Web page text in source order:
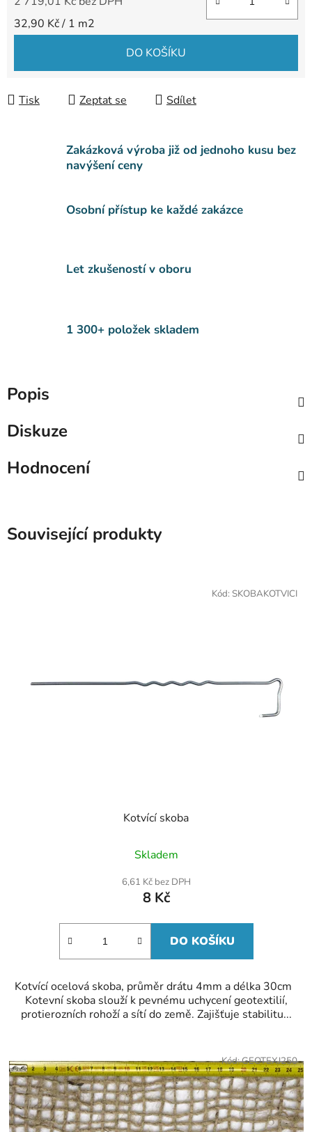
Měrná cena:
32,90 Kč / 1 m2
DO KOŠÍKU
Tisk Zeptat se Sdílet
Zakázková výroba již od jednoho kusu bez
navýšení ceny
Osobní přístup ke každé zakázce
Let zkušeností v oboru
1 300+ položek skladem
Popis
Diskuze
Hodnocení
Související produkty
Kotvící skoba
Skladem
6,61 Kč bez DPH
8 Kč
DO KOŠÍKU
Kotvící ocelová skoba, průměr drátu 4mm a délka 30cm
Kotevní skoba slouží k pevnému uchycení geotextilií,
protierozních rohoží a sítí do země. Zajišťuje stabilitu...
Kód: SKOBAKOTVICI
Kód:GEOTEXJ250